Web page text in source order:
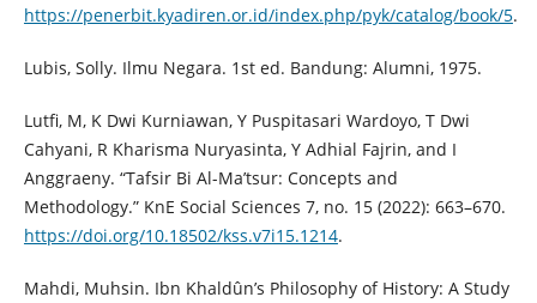
https://penerbit.kyadiren.or.id/index.php/pyk/catalog/book/5.
Lubis, Solly. Ilmu Negara. 1st ed. Bandung: Alumni, 1975.
Lutfi, M, K Dwi Kurniawan, Y Puspitasari Wardoyo, T Dwi
Cahyani, R Kharisma Nuryasinta, Y Adhial Fajrin, and I
Anggraeny. “Tafsir Bi Al-Ma’tsur: Concepts and
Methodology.” KnE Social Sciences 7, no. 15 (2022): 663–670.
https://doi.org/10.18502/kss.v7i15.1214.
Mahdi, Muhsin. Ibn Khaldûn’s Philosophy of History: A Study